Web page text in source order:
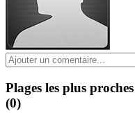
Plages les plus
(0)